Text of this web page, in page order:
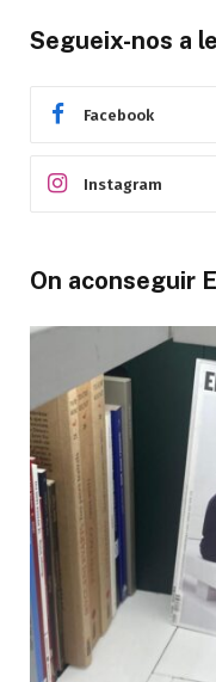
Segueix-nos a
Facebook
Instagram
On aconseguir